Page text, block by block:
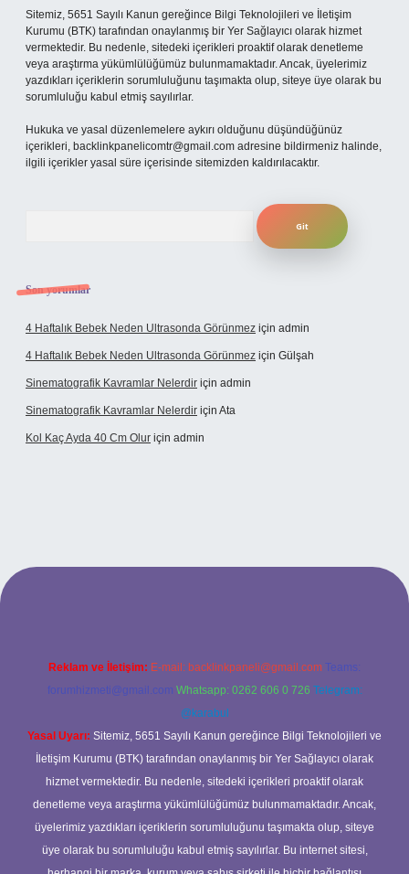
Sitemiz, 5651 Sayılı Kanun gereğince Bilgi Teknolojileri ve İletişim
Kurumu (BTK) tarafından onaylanmış bir Yer Sağlayıcı olarak hizmet
vermektedir. Bu nedenle, sitedeki içerikleri proaktif olarak denetleme
veya araştırma yükümlülüğümüz bulunmamaktadır. Ancak, üyelerimiz
yazdıkları içeriklerin sorumluluğunu taşımakta olup, siteye üye olarak bu
sorumluluğu kabul etmiş sayılırlar.
Hukuka ve yasal düzenlemelere aykırı olduğunu düşündüğünüz
içerikleri, backlinkpanelicomtr@gmail.com adresine bildirmeniz halinde,
ilgili içerikler yasal süre içerisinde sitemizden kaldırılacaktır.
Son yorumlar
4 Haftalık Bebek Neden Ultrasonda Görünmez için admin
4 Haftalık Bebek Neden Ultrasonda Görünmez için Gülşah
Sinematografik Kavramlar Nelerdir için admin
Sinematografik Kavramlar Nelerdir için Ata
Kol Kaç Ayda 40 Cm Olur için admin
Reklam ve İletişim: E-mail: backlinkpaneli@gmail.com Teams:
forumhizmeti@gmail.com Whatsapp: 0262 606 0 726 Telegram:
@karabul
Yasal Uyarı: Sitemiz, 5651 Sayılı Kanun gereğince Bilgi Teknolojileri ve
İletişim Kurumu (BTK) tarafından onaylanmış bir Yer Sağlayıcı olarak
hizmet vermektedir. Bu nedenle, sitedeki içerikleri proaktif olarak
denetleme veya araştırma yükümlülüğümüz bulunmamaktadır. Ancak,
üyelerimiz yazdıkları içeriklerin sorumluluğunu taşımakta olup, siteye
üye olarak bu sorumluluğu kabul etmiş sayılırlar. Bu internet sitesi,